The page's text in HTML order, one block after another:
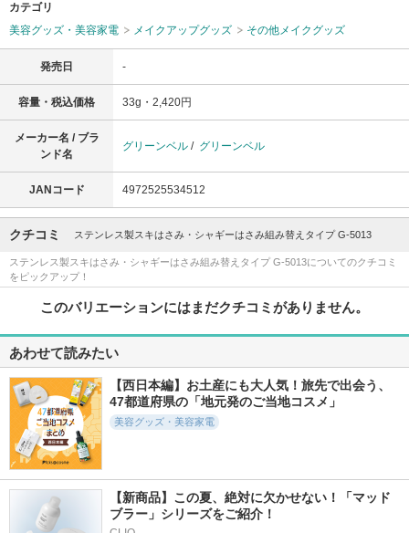
カテゴリ
美容グッズ・美容家電
メイクアップグッズ その他メイクグッズ
発売日 -
容量・税込価格 33g・2,420円
メーカー名 / ブラ
ンド名
グリーンベル / グリーンベル
JANコード 4972525534512
クチコミ ステンレス製スキはさみ・シャギーはさみ組み替えタイプ G-5013
ステンレス製スキはさみ・シャギーはさみ組み替えタイプ G-5013についてのクチコミ
をピックアップ！
このバリエーションにはまだクチコミがありません。
あわせて読みたい
【西日本編】お土産にも大人気！旅先で出会う、
47都道府県の「地元発のご当地コスメ」
美容グッズ・美容家電
【新商品】この夏、絶対に欠かせない！「マッド
ブラー」シリーズをご紹介！